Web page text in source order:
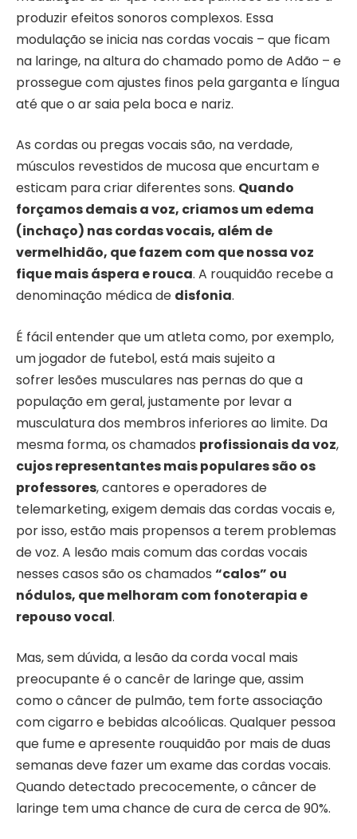
produzir efeitos sonoros complexos. Essa
modulação se inicia nas cordas vocais – que ficam
na laringe, na altura do chamado pomo de Adão – e
prossegue com ajustes finos pela garganta e língua
até que o ar saia pela boca e nariz.
As cordas ou pregas vocais são, na verdade,
músculos revestidos de mucosa que encurtam e
esticam para criar diferentes sons. Quando
forçamos demais a voz, criamos um edema
(inchaço) nas cordas vocais, além de
vermelhidão, que fazem com que nossa voz
fique mais áspera e rouca. A rouquidão recebe a
denominação médica de disfonia.
É fácil entender que um atleta como, por exemplo,
um jogador de futebol, está mais sujeito a
sofrer lesões musculares nas pernas do que a
população em geral, justamente por levar a
musculatura dos membros inferiores ao limite. Da
mesma forma, os chamados profissionais da voz,
cujos representantes mais populares são os
professores, cantores e operadores de
telemarketing, exigem demais das cordas vocais e,
por isso, estão mais propensos a terem problemas
de voz. A lesão mais comum das cordas vocais
nesses casos são os chamados “calos” ou
nódulos, que melhoram com fonoterapia e
repouso vocal.
Mas, sem dúvida, a lesão da corda vocal mais
preocupante é o cancêr de laringe que, assim
como o câncer de pulmão, tem forte associação
com cigarro e bebidas alcoólicas. Qualquer pessoa
que fume e apresente rouquidão por mais de duas
semanas deve fazer um exame das cordas vocais.
Quando detectado precocemente, o câncer de
laringe tem uma chance de cura de cerca de 90%.